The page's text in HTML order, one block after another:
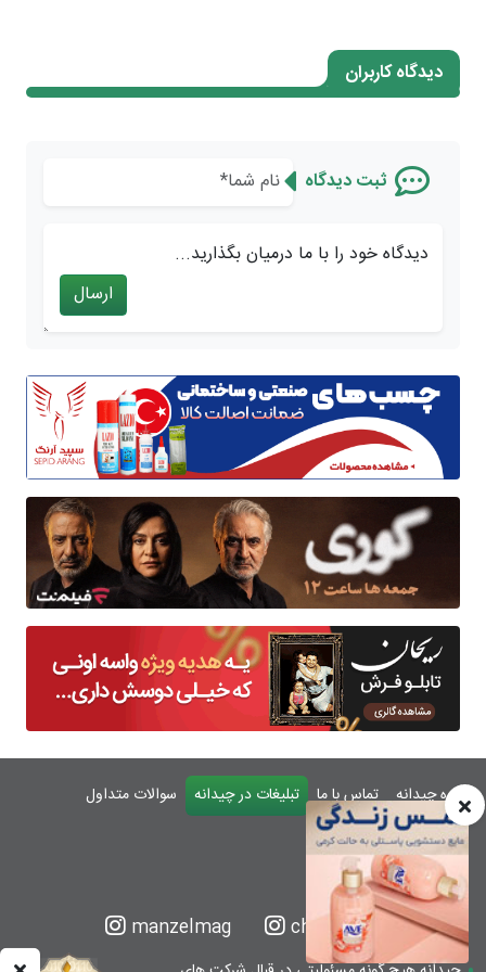
درباره چیدانه تماس با ما تبلیغات در چیدانه
سوالات متداول
ورود
chidaneh
manzelmag